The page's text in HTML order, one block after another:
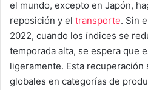
el mundo, excepto en Japón,
reposición y el transporte. Sin
2022, cuando los índices se
temporada alta, se espera que
ligeramente. Esta recuperación
globales en categorías de